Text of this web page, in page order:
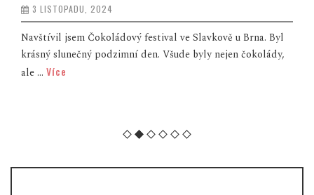
3 LISTOPADU, 2024
Navštívil jsem Čokoládový festival ve Slavkově u Brna. Byl
krásný slunečný podzimní den. Všude byly nejen čokolády,
ale ... Více